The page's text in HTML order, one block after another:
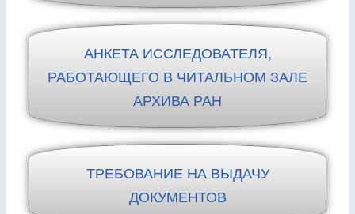
АНКЕТА ИССЛЕДОВАТЕЛЯ,
РАБОТАЮЩЕГО В ЧИТАЛЬНОМ ЗАЛЕ
АРХИВА РАН
ТРЕБОВАНИЕ НА ВЫДАЧУ
ДОКУМЕНТОВ